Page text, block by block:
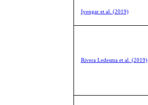
Iyengar et al. (2019)
Rivera Ledesma et al. (2019)